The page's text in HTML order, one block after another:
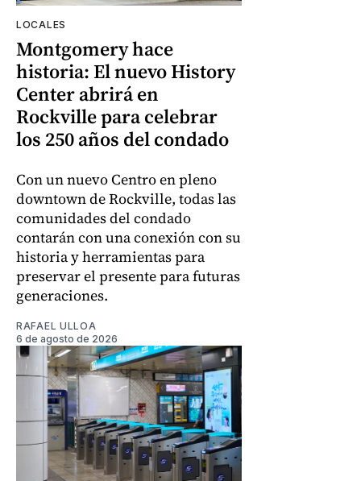
LOCALES
Montgomery hace
historia: El nuevo History
Center abrirá en
Rockville para celebrar
los 250 años del condado
Con un nuevo Centro en pleno
downtown de Rockville, todas las
comunidades del condado
contarán con una conexión con su
historia y herramientas para
preservar el presente para futuras
generaciones.
RAFAEL ULLOA
6 de agosto de 2026